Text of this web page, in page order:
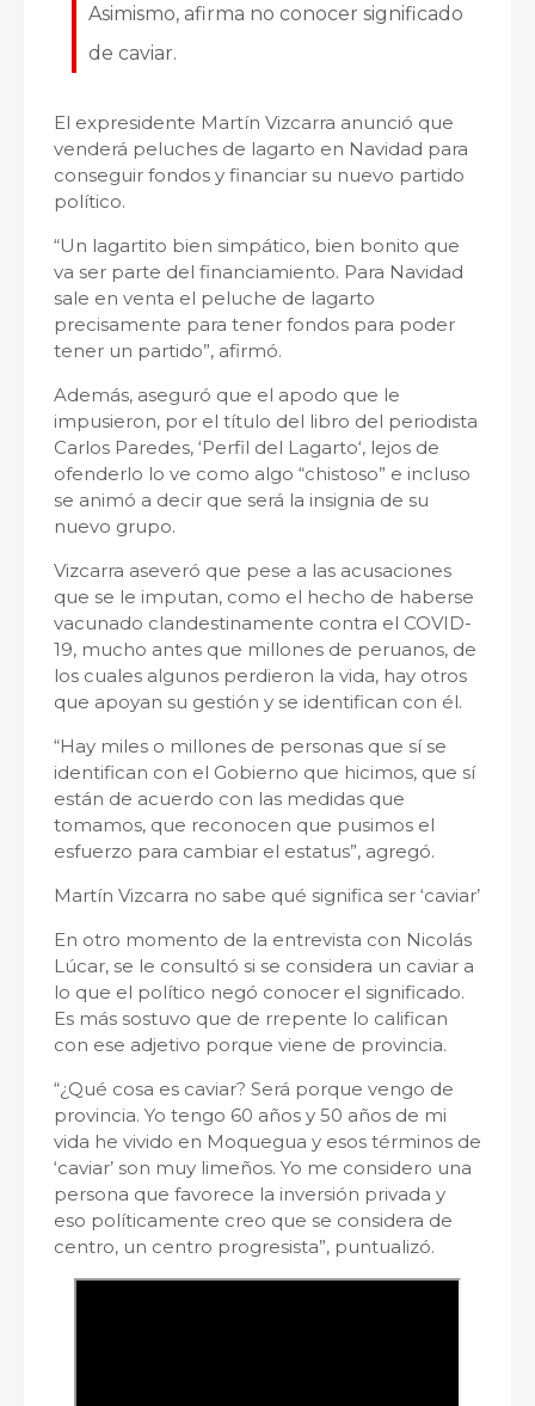
Asimismo, afirma no conocer significado
de caviar.
El expresidente Martín Vizcarra anunció que
venderá peluches de lagarto en Navidad para
conseguir fondos y financiar su nuevo partido
político.
“Un lagartito bien simpático, bien bonito que
va ser parte del financiamiento. Para Navidad
sale en venta el peluche de lagarto
precisamente para tener fondos para poder
tener un partido”, afirmó.
Además, aseguró que el apodo que le
impusieron, por el título del libro del periodista
Carlos Paredes, ‘Perfil del Lagarto‘, lejos de
ofenderlo lo ve como algo “chistoso” e incluso
se animó a decir que será la insignia de su
nuevo grupo.
Vizcarra aseveró que pese a las acusaciones
que se le imputan, como el hecho de haberse
vacunado clandestinamente contra el COVID-
19, mucho antes que millones de peruanos, de
los cuales algunos perdieron la vida, hay otros
que apoyan su gestión y se identifican con él.
“Hay miles o millones de personas que sí se
identifican con el Gobierno que hicimos, que sí
están de acuerdo con las medidas que
tomamos, que reconocen que pusimos el
esfuerzo para cambiar el estatus”, agregó.
Martín Vizcarra no sabe qué significa ser ‘caviar’
En otro momento de la entrevista con Nicolás
Lúcar, se le consultó si se considera un caviar a
lo que el político negó conocer el significado.
Es más sostuvo que de rrepente lo califican
con ese adjetivo porque viene de provincia.
“¿Qué cosa es caviar? Será porque vengo de
provincia. Yo tengo 60 años y 50 años de mi
vida he vivido en Moquegua y esos términos de
‘caviar’ son muy limeños. Yo me considero una
persona que favorece la inversión privada y
eso políticamente creo que se considera de
centro, un centro progresista”, puntualizó.